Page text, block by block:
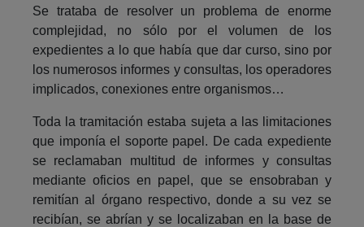
Se trataba de resolver un problema de enorme
complejidad, no sólo por el volumen de los
expedientes a lo que había que dar curso, sino por
los numerosos informes y consultas, los operadores
implicados, conexiones entre organismos…
Toda la tramitación estaba sujeta a las limitaciones
que imponía el soporte papel. De cada expediente
se reclamaban multitud de informes y consultas
mediante oficios en papel, que se ensobraban y
remitían al órgano respectivo, donde a su vez se
recibían, se abrían y se localizaban en la base de